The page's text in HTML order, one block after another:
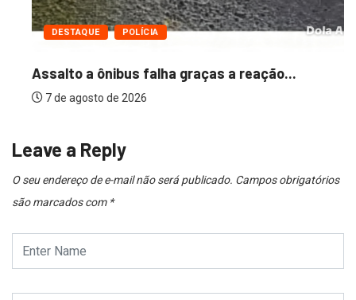
DESTAQUE POLÍCIA
Assalto a ônibus falha graças a reação...
7 de agosto de 2026
Leave a Reply
O seu endereço de e-mail não será publicado. Campos obrigatórios
são marcados com *